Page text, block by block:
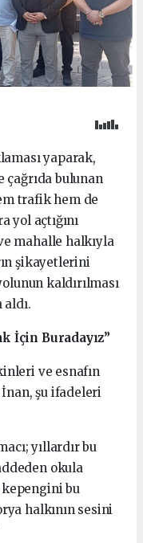
yaparak,
çağrıda bulunan
trafik hem de
yol açtığını
mahalle halkıyla
şikayetlerini
kaldırılması
İçin Buradayız”
ve esnafın
İnan, şu ifadeleri
yıllardır bu
okula
kepengini bu
halkının sesini